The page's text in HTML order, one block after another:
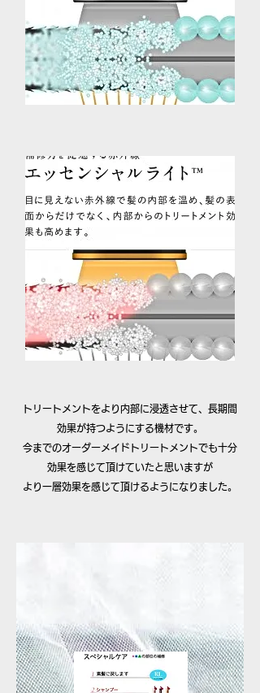
トリートメントをより内部に浸透させて、長期間
効果が持つようにする機材です。
今までのオーダーメイドトリートメントでも十分
効果を感じて頂けていたと思いますが
より一層効果を感じて頂けるようになりました。